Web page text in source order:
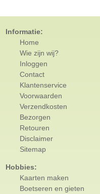
Informatie:
Home
Wie zijn wij?
Inloggen
Contact
Klantenservice
Voorwaarden
Verzendkosten
Bezorgen
Retouren
Disclaimer
Sitemap
Hobbies:
Kaarten maken
Boetseren en gieten